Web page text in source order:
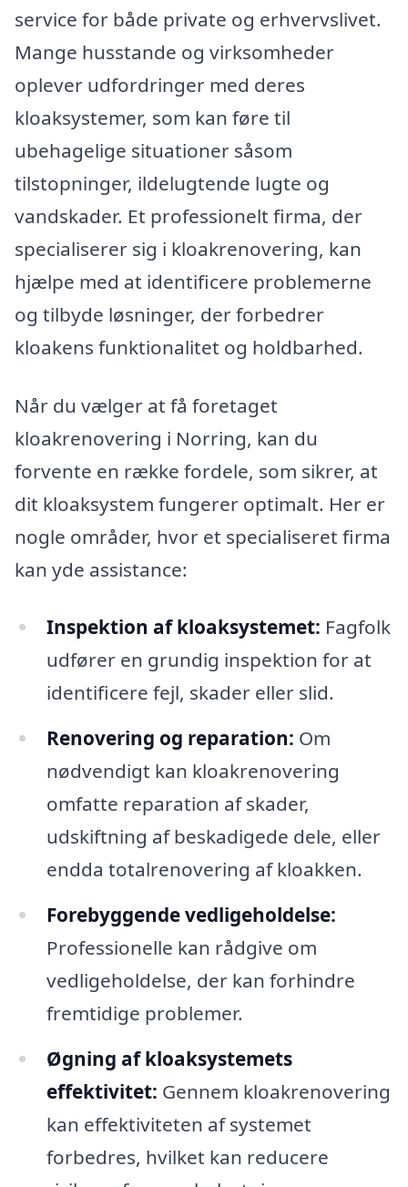
service for både private og erhvervslivet.
Mange husstande og virksomheder
oplever udfordringer med deres
kloaksystemer, som kan føre til
ubehagelige situationer såsom
tilstopninger, ildelugtende lugte og
vandskader. Et professionelt firma, der
specialiserer sig i kloakrenovering, kan
hjælpe med at identificere problemerne
og tilbyde løsninger, der forbedrer
kloakens funktionalitet og holdbarhed.
Når du vælger at få foretaget
kloakrenovering i Norring, kan du
forvente en række fordele, som sikrer, at
dit kloaksystem fungerer optimalt. Her er
nogle områder, hvor et specialiseret firma
kan yde assistance:
Inspektion af kloaksystemet: Fagfolk
udfører en grundig inspektion for at
identificere fejl, skader eller slid.
Renovering og reparation: Om
nødvendigt kan kloakrenovering
omfatte reparation af skader,
udskiftning af beskadigede dele, eller
endda totalrenovering af kloakken.
Forebyggende vedligeholdelse:
Professionelle kan rådgive om
vedligeholdelse, der kan forhindre
fremtidige problemer.
Øgning af kloaksystemets
effektivitet: Gennem kloakrenovering
kan effektiviteten af systemet
forbedres, hvilket kan reducere